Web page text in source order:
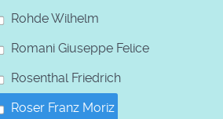
Rohde Wilhelm
Romani Giuseppe Felice
Rosenthal Friedrich
Roser Franz Moriz